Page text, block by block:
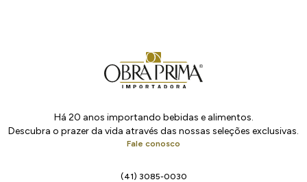
Há 20 anos importando bebidas e alimentos.
Descubra o prazer da vida através das nossas seleções exclusivas.
Fale conosco
(41) 3085-0030